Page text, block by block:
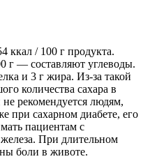
ккал / 100 г продукта.
— составляют углеводы.
и 3 г жира. Из-за такой
количества сахара в
не рекомендуется людям,
при сахарном диабете, его
пациентам с
При длительном
боли в животе.